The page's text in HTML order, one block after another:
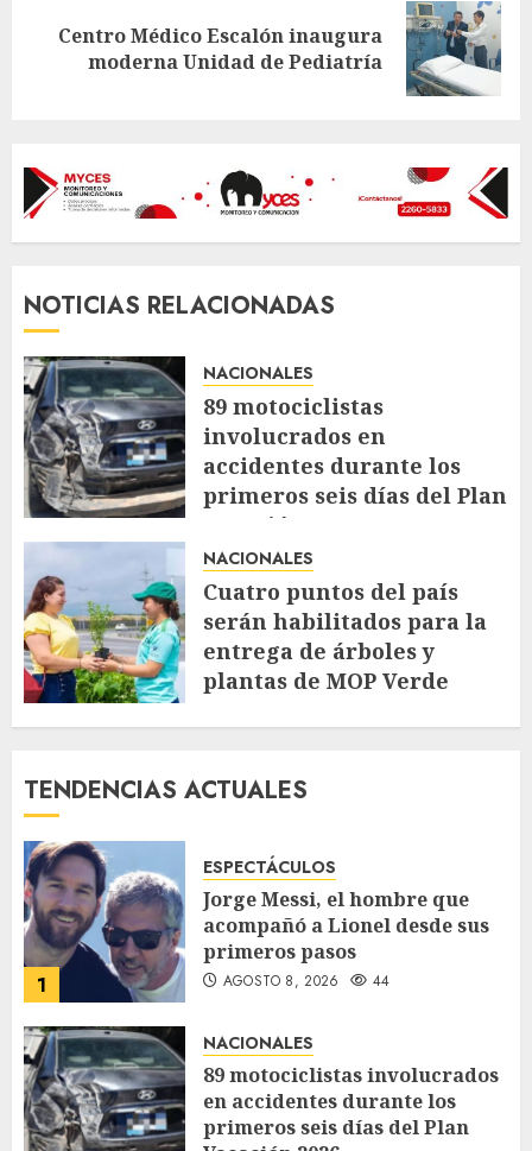
NextCentro Médico Escalón inaugura
moderna Unidad de Pediatría
NOTICIAS RELACIONADAS
NACIONALES
89 motociclistas
involucrados en
accidentes durante los
primeros seis días del Plan
Vacación 2026
AGOSTO 7, 2026
NACIONALES
Cuatro puntos del país
serán habilitados para la
entrega de árboles y
plantas de MOP Verde
TENDENCIAS ACTUALES
1
ESPECTÁCULOS
Jorge Messi, el hombre que
acompañó a Lionel desde sus
primeros pasos
AGOSTO 8, 2026 44
NACIONALES
89 motociclistas involucrados
en accidentes durante los
primeros seis días del Plan